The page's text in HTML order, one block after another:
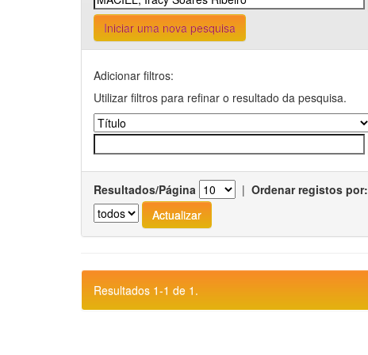
Iniciar uma nova pesquisa
Adicionar filtros:
Utilizar filtros para refinar o resultado da pesquisa.
Resultados/Página | Ordenar registos por:
Resultados 1-1 de 1.